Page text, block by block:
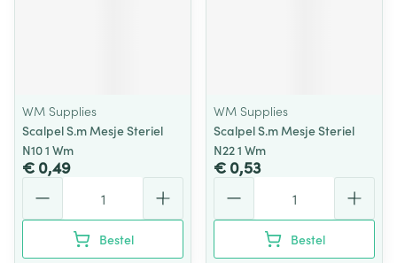
WM Supplies
Scalpel S.m Mesje Steriel
N10 1 Wm
€ 0,49
Bestel
WM Supplies
Scalpel S.m Mesje Steriel
N22 1 Wm
€ 0,53
Bestel